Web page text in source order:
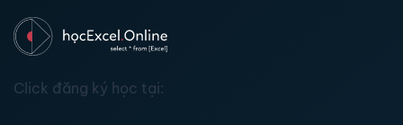
Click đăng ký học tại: